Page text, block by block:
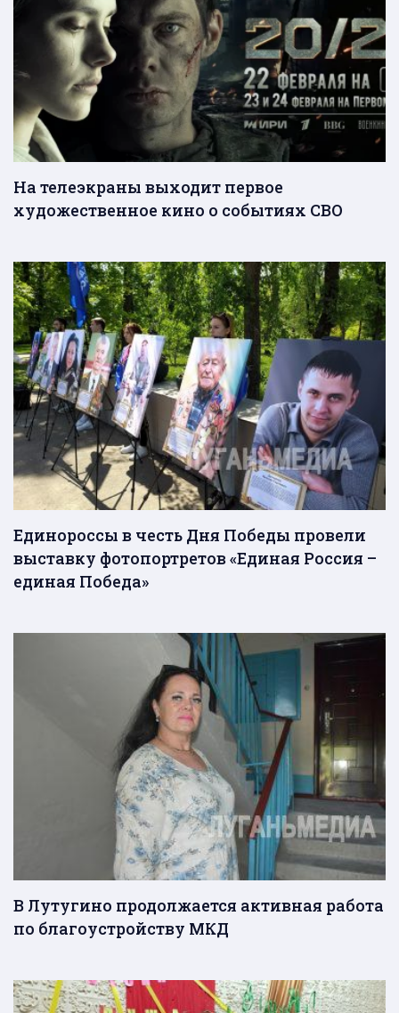
На телеэкраны выходит первое
художественное кино о событиях СВО
Единороссы в честь Дня Победы провели
выставку фотопортретов «Единая Россия –
единая Победа»
В Лутугино продолжается активная работа
по благоустройству МКД